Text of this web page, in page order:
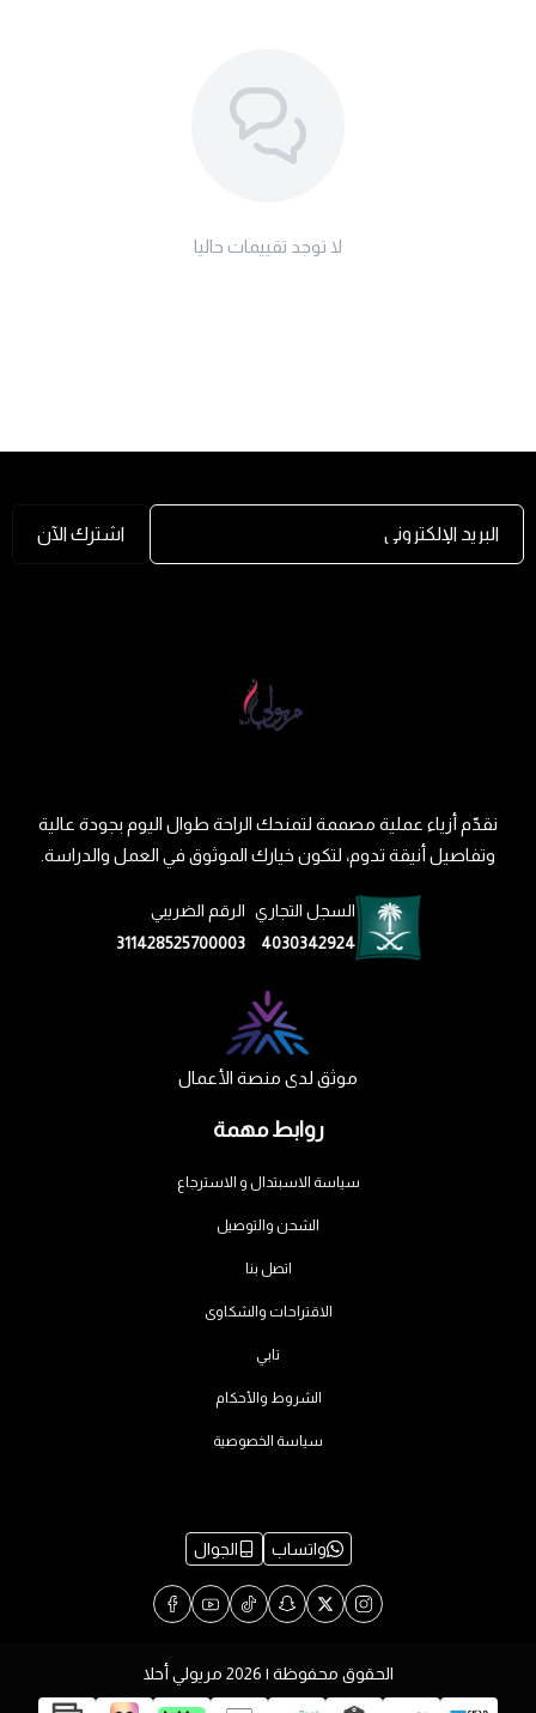
لا توجد تقييمات حاليا
البريد الإلكتروني
اشترك الآن
روابط مهمة
سياسة الاسبتدال و الاسترجاع
الشحن والتوصيل
اتصل بنا
الاقتراحات والشكاوى
تابي
الشروط والأحكام
سياسة الخصوصية
نقدّم أزياء عملية مصممة لتمنحك الراحة طوال اليوم بجودة عالية
وتفاصيل أنيقة تدوم، لتكون خيارك الموثوق في العمل والدراسة.
السجل التجاري
4030342924
الرقم الضريبي
311428525700003
موثق لدى منصة الأعمال
واتساب الجوال
الحقوق محفوظة | 2026 مريولي أحلا